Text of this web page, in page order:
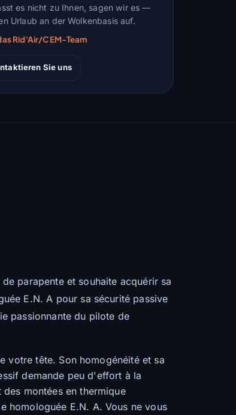
es nicht zu Ihnen, sagen wir es —
Urlaub an der Wolkenbasis auf.
Rid'Air/CEM-Team
Sie uns
parapente et souhaite acquérir sa
E.N. A pour sa sécurité passive
passionnante du pilote de
votre tête. Son homogénéité et sa
demande peu d'effort à la
montées en thermique
homologuée E.N. A. Vous ne vous